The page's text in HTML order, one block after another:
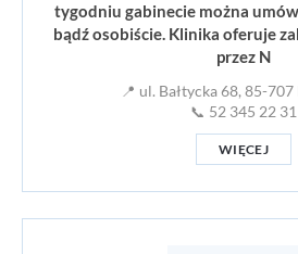
tygodniu gabinecie można
bądź osobiście. Klinika oferuje
przez N
📍 ul. Bałtycka 68, 85-707
📞 52 345 22 31
WIĘCEJ